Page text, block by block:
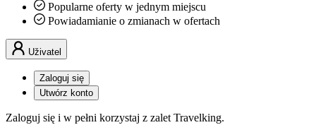
Popularne oferty w jednym miejscu
Powiadamianie o zmianach w ofertach
Uživatel
Zaloguj się
Utwórz konto
Zaloguj się i w pełni korzystaj z zalet Travelking.